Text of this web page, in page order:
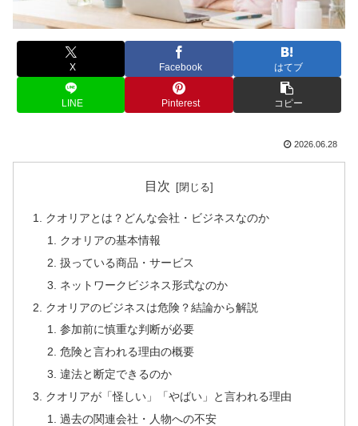
X Facebook はてブ
LINE Pinterest コピー
2026.06.28
目次
クオリアとは？どんな会社・ビジネスなのか
クオリアの基本情報
扱っている商品・サービス
ネットワークビジネス形式なのか
クオリアのビジネスは危険？結論から解説
参加前に慎重な判断が必要
危険と言われる理由の概要
違法と断定できるのか
クオリアが「怪しい」「やばい」と言われる理由
過去の関連会社・人物への不安